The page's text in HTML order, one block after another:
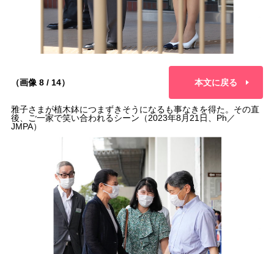
（画像 8 / 14） 本文に戻る
雅子さまが植木鉢につまずきそうになるも事なきを得た。その直
後、ご一家で笑い合われるシーン（2023年8月21日、Ph／
JMPA）